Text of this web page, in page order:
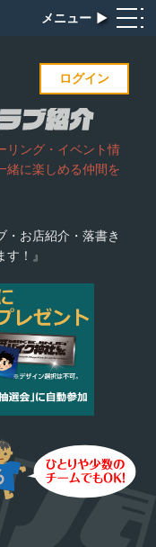
メニュー ▶︎
ログイン
リング・イベント情
緒に楽しめる仲間を
・お店紹介・落書き
！』